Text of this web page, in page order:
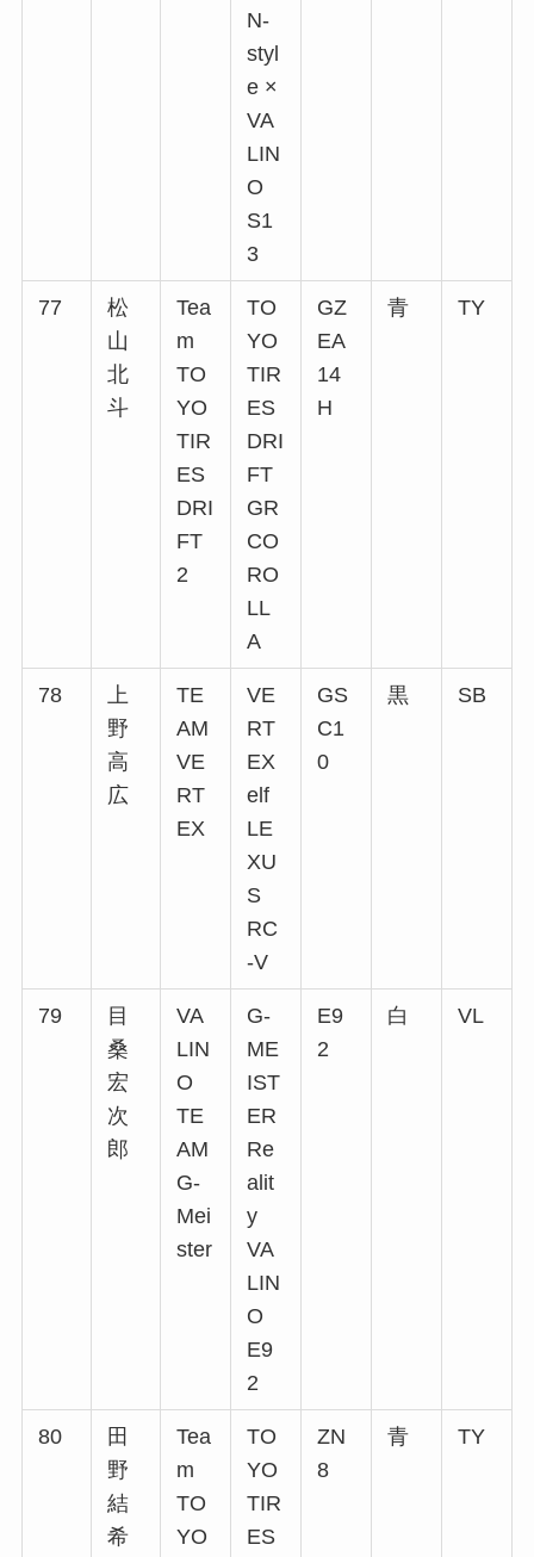
N-
styl
e ×
VA
LIN
O
S1
3
77
松
山
北
斗
Tea
m
TO
YO
TIR
ES
DRI
FT
2
TO
YO
TIR
ES
DRI
FT
GR
CO
RO
LL
A
GZ
EA
14
H
青 TY
78
上
野
高
広
TE
AM
VE
RT
EX
VE
RT
EX
elf
LE
XU
S
RC
-V
GS
C1
0
黒 SB
79
目
桑
宏
次
郎
VA
LIN
O
TE
AM
G-
Mei
ster
G-
ME
IST
ER
Re
alit
y
VA
LIN
O
E9
2
E9
2
白 VL
80
田
野
結
希
Tea
m
TO
YO
TO
YO
TIR
ES
ZN
8
青 TY